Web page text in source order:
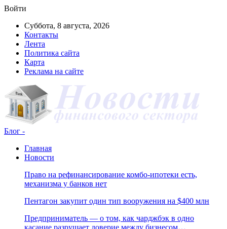
Войти
Суббота, 8 августа, 2026
Контакты
Лента
Политика сайта
Карта
Реклама на сайте
Блог -
Главная
Новости
Право на рефинансирование комбо-ипотеки есть,
механизма у банков нет
Пентагон закупит один тип вооружения на $400 млн
Предприниматель — о том, как чарджбэк в одно
касание разрушает доверие между бизнесом…